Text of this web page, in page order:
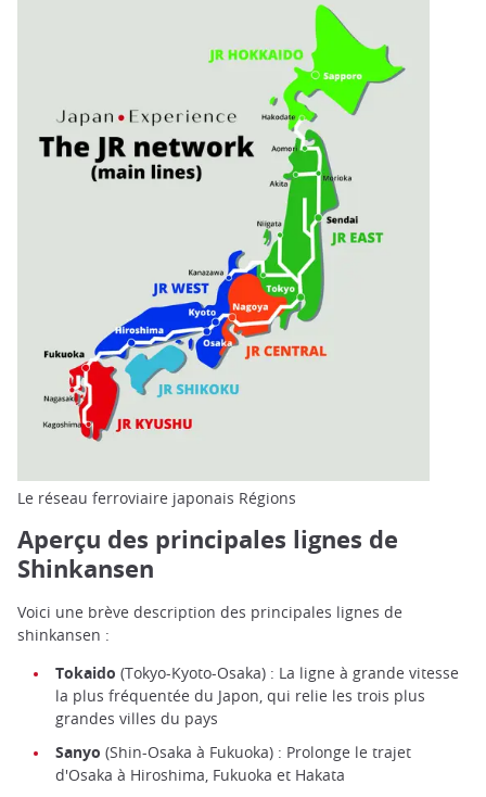
Le réseau ferroviaire japonais Régions
Aperçu des principales lignes de
Shinkansen
Voici une brève description des principales lignes de
shinkansen :
Tokaido (Tokyo-Kyoto-Osaka) : La ligne à grande vitesse
la plus fréquentée du Japon, qui relie les trois plus
grandes villes du pays
Sanyo (Shin-Osaka à Fukuoka) : Prolonge le trajet
d'Osaka à Hiroshima, Fukuoka et Hakata